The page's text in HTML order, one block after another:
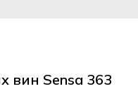
вин Sensa 363